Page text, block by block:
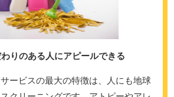
りのある人にアピールできる
ービスの最大の特徴は、人にも地球